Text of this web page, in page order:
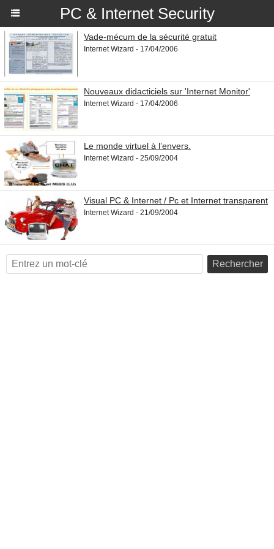
PC & Internet Security
Vade-mécum de la sécurité gratuit
Internet Wizard - 17/04/2006
Nouveaux didacticiels sur 'Internet Monitor'
Internet Wizard - 17/04/2006
Le monde virtuel à l’envers.
Internet Wizard - 25/09/2004
Visual PC & Internet / Pc et Internet transparent
Internet Wizard - 21/09/2004
Rechercher